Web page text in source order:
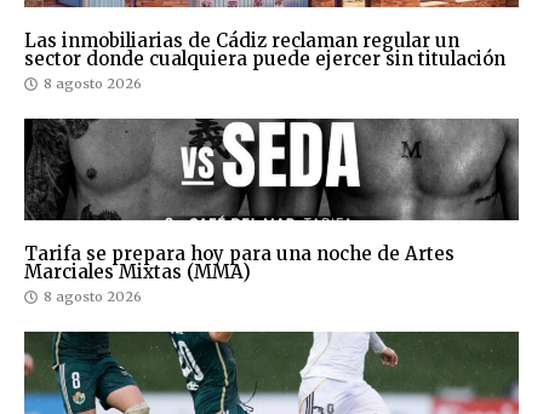
Las inmobiliarias de Cádiz reclaman regular un
sector donde cualquiera puede ejercer sin titulación
8 agosto 2026
Tarifa se prepara hoy para una noche de Artes
Marciales Mixtas (MMA)
8 agosto 2026